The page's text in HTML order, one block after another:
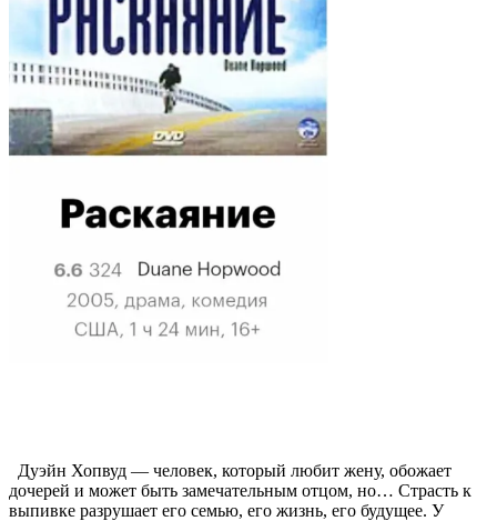
Дуэйн Хопвуд — человек, который любит жену, обожает
дочерей и может быть замечательным отцом, но… Страсть к
выпивке разрушает его семью, его жизнь, его будущее. У